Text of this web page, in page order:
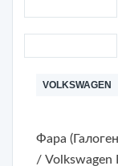
VOLKSWAGEN
Фара
/ Volkswagen